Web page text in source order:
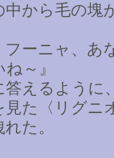
中から毛の塊
フーニャ、
～』
えるように
た〈リグニ
た。